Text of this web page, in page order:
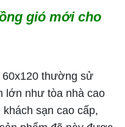
gió mới cho
thường sử
lớn như tòa nhà cao
sạn cao cấp,